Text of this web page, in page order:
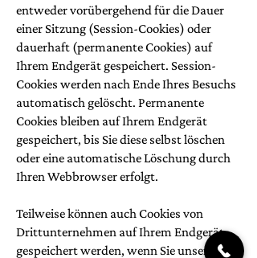
entweder vorübergehend für die Dauer
einer Sitzung (Session-Cookies) oder
dauerhaft (permanente Cookies) auf
Ihrem Endgerät gespeichert. Session-
Cookies werden nach Ende Ihres Besuchs
automatisch gelöscht. Permanente
Cookies bleiben auf Ihrem Endgerät
gespeichert, bis Sie diese selbst löschen
oder eine automatische Löschung durch
Ihren Webbrowser erfolgt.
Teilweise können auch Cookies von
Drittunternehmen auf Ihrem Endgerät
gespeichert werden, wenn Sie unsere